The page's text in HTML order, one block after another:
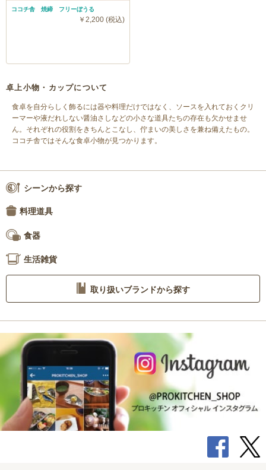
ココチ舎 焼締 フリーぼうる
￥2,200 (税込)
卓上小物・カップについて
食卓を自分らしく飾るには器や料理だけではなく、ソースを入れておくクリ
ーマーや液だれしない醤油さしなどの小さな道具たちの存在も欠かせませ
ん。それぞれの役割をきちんとこなし、佇まいの美しさを兼ね備えたもの。
ココチ舎ではそんな食卓小物が見つかります。
シーンから探す
料理道具
食器
生活雑貨
取り扱いブランドから探す